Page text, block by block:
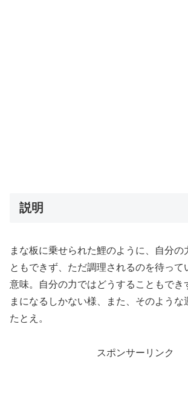
説明
まな板に乗せられた鯉のように、自分の
ともできず、ただ調理されるのを待って
意味。自分の力ではどうすることもでき
まになるしかない様、また、そのような
たとえ。
スポンサーリンク